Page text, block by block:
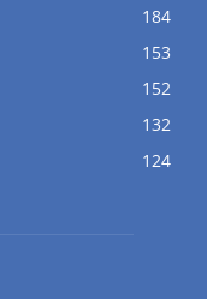
184
153
152
132
124